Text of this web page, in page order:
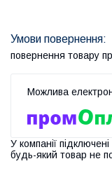
повернення товару
У компанії
будь-який товар не